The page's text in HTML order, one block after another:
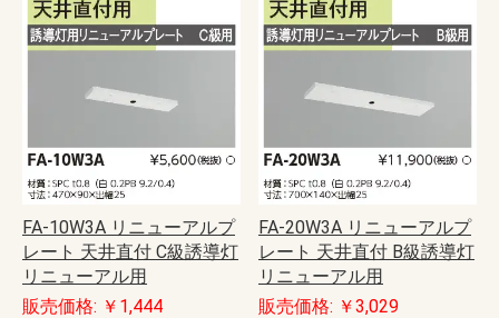
FA-10W3A リニューアルプ
レート 天井直付 C級誘導灯
リニューアル用
販売価格: ￥1,444
FA-20W3A リニューアルプ
レート 天井直付 B級誘導灯
リニューアル用
販売価格: ￥3,029